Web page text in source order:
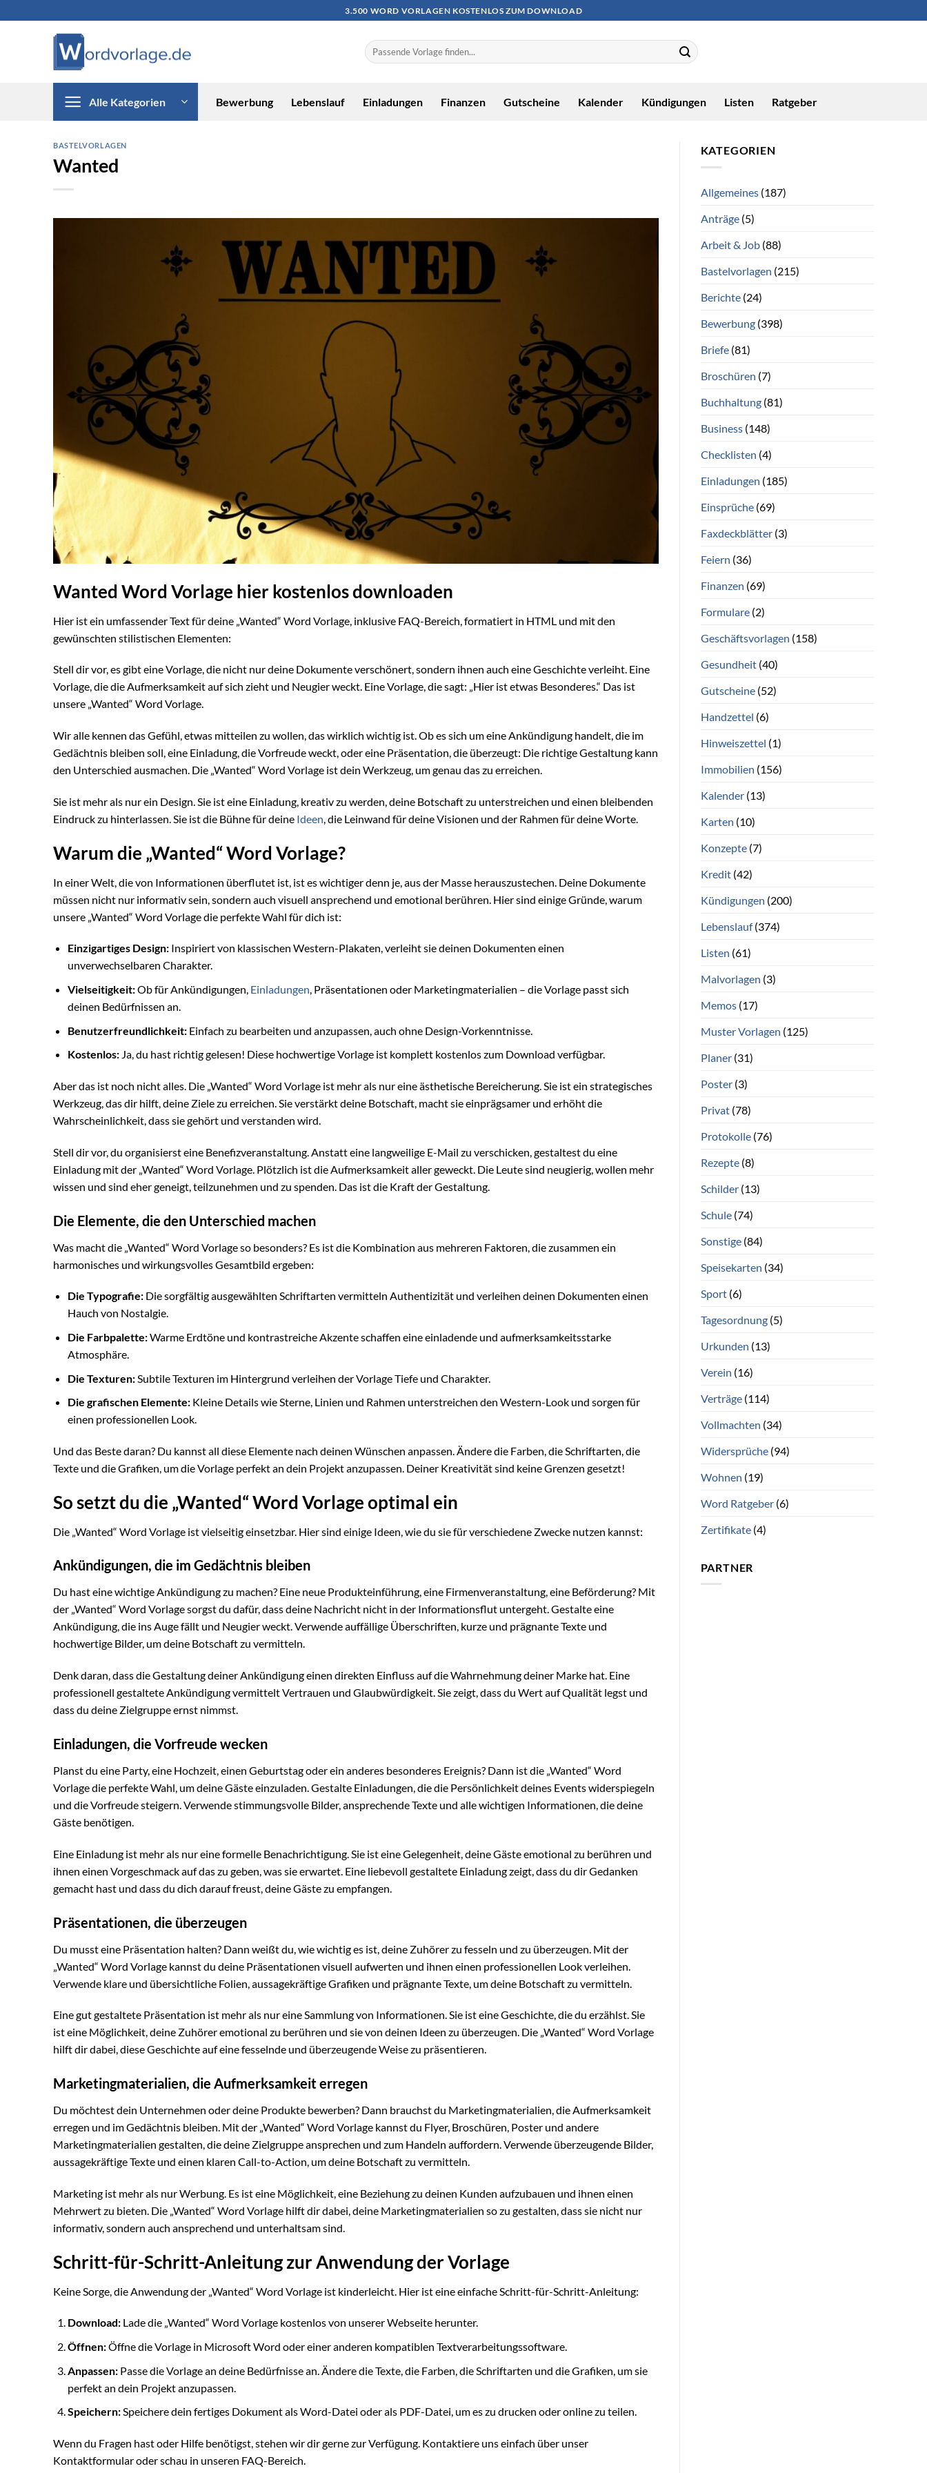
3.500 WORD VORLAGEN KOSTENLOS ZUM DOWNLOAD
Alle Kategorien Bewerbung Lebenslauf Einladungen Finanzen Gutscheine Kalender Kündigungen Listen Ratgeber
BASTELVORLAGEN
Wanted
Wanted Word Vorlage hier kostenlos downloaden
Hier ist ein umfassender Text für deine „Wanted“ Word Vorlage, inklusive FAQ-Bereich, formatiert in HTML und mit den
gewünschten stilistischen Elementen:
Stell dir vor, es gibt eine Vorlage, die nicht nur deine Dokumente verschönert, sondern ihnen auch eine Geschichte verleiht. Eine
Vorlage, die die Aufmerksamkeit auf sich zieht und Neugier weckt. Eine Vorlage, die sagt: „Hier ist etwas Besonderes.“ Das ist
unsere „Wanted“ Word Vorlage.
Wir alle kennen das Gefühl, etwas mitteilen zu wollen, das wirklich wichtig ist. Ob es sich um eine Ankündigung handelt, die im
Gedächtnis bleiben soll, eine Einladung, die Vorfreude weckt, oder eine Präsentation, die überzeugt: Die richtige Gestaltung kann
den Unterschied ausmachen. Die „Wanted“ Word Vorlage ist dein Werkzeug, um genau das zu erreichen.
Sie ist mehr als nur ein Design. Sie ist eine Einladung, kreativ zu werden, deine Botschaft zu unterstreichen und einen bleibenden
Eindruck zu hinterlassen. Sie ist die Bühne für deine Ideen, die Leinwand für deine Visionen und der Rahmen für deine Worte.
Warum die „Wanted“ Word Vorlage?
In einer Welt, die von Informationen überflutet ist, ist es wichtiger denn je, aus der Masse herauszustechen. Deine Dokumente
müssen nicht nur informativ sein, sondern auch visuell ansprechend und emotional berühren. Hier sind einige Gründe, warum
unsere „Wanted“ Word Vorlage die perfekte Wahl für dich ist:
Einzigartiges Design:Inspiriert von klassischen Western-Plakaten, verleiht sie deinen Dokumenten einen
unverwechselbaren Charakter.
Vielseitigkeit:Ob für Ankündigungen, Einladungen, Präsentationen oder Marketingmaterialien – die Vorlage passt sich
deinen Bedürfnissen an.
Benutzerfreundlichkeit:Einfach zu bearbeiten und anzupassen, auch ohne Design-Vorkenntnisse.
Kostenlos:Ja, du hast richtig gelesen! Diese hochwertige Vorlage ist komplett kostenlos zum Download verfügbar.
Aber das ist noch nicht alles. Die „Wanted“ Word Vorlage ist mehr als nur eine ästhetische Bereicherung. Sie ist ein strategisches
Werkzeug, das dir hilft, deine Ziele zu erreichen. Sie verstärkt deine Botschaft, macht sie einprägsamer und erhöht die
Wahrscheinlichkeit, dass sie gehört und verstanden wird.
Stell dir vor, du organisierst eine Benefizveranstaltung. Anstatt eine langweilige E-Mail zu verschicken, gestaltest du eine
Einladung mit der „Wanted“ Word Vorlage. Plötzlich ist die Aufmerksamkeit aller geweckt. Die Leute sind neugierig, wollen mehr
wissen und sind eher geneigt, teilzunehmen und zu spenden. Das ist die Kraft der Gestaltung.
Die Elemente, die den Unterschied machen
Was macht die „Wanted“ Word Vorlage so besonders? Es ist die Kombination aus mehreren Faktoren, die zusammen ein
harmonisches und wirkungsvolles Gesamtbild ergeben:
Die Typografie:Die sorgfältig ausgewählten Schriftarten vermitteln Authentizität und verleihen deinen Dokumenten einen
Hauch von Nostalgie.
Die Farbpalette:Warme Erdtöne und kontrastreiche Akzente schaffen eine einladende und aufmerksamkeitsstarke
Atmosphäre.
Die Texturen:Subtile Texturen im Hintergrund verleihen der Vorlage Tiefe und Charakter.
Die grafischen Elemente:Kleine Details wie Sterne, Linien und Rahmen unterstreichen den Western-Look und sorgen für
einen professionellen Look.
Und das Beste daran? Du kannst all diese Elemente nach deinen Wünschen anpassen. Ändere die Farben, die Schriftarten, die
Texte und die Grafiken, um die Vorlage perfekt an dein Projekt anzupassen. Deiner Kreativität sind keine Grenzen gesetzt!
So setzt du die „Wanted“ Word Vorlage optimal ein
Die „Wanted“ Word Vorlage ist vielseitig einsetzbar. Hier sind einige Ideen, wie du sie für verschiedene Zwecke nutzen kannst:
Ankündigungen, die im Gedächtnis bleiben
Du hast eine wichtige Ankündigung zu machen? Eine neue Produkteinführung, eine Firmenveranstaltung, eine Beförderung? Mit
der „Wanted“ Word Vorlage sorgst du dafür, dass deine Nachricht nicht in der Informationsflut untergeht. Gestalte eine
Ankündigung, die ins Auge fällt und Neugier weckt. Verwende auffällige Überschriften, kurze und prägnante Texte und
hochwertige Bilder, um deine Botschaft zu vermitteln.
Denk daran, dass die Gestaltung deiner Ankündigung einen direkten Einfluss auf die Wahrnehmung deiner Marke hat. Eine
professionell gestaltete Ankündigung vermittelt Vertrauen und Glaubwürdigkeit. Sie zeigt, dass du Wert auf Qualität legst und
dass du deine Zielgruppe ernst nimmst.
Einladungen, die Vorfreude wecken
Planst du eine Party, eine Hochzeit, einen Geburtstag oder ein anderes besonderes Ereignis? Dann ist die „Wanted“ Word
Vorlage die perfekte Wahl, um deine Gäste einzuladen. Gestalte Einladungen, die die Persönlichkeit deines Events widerspiegeln
und die Vorfreude steigern. Verwende stimmungsvolle Bilder, ansprechende Texte und alle wichtigen Informationen, die deine
Gäste benötigen.
Eine Einladung ist mehr als nur eine formelle Benachrichtigung. Sie ist eine Gelegenheit, deine Gäste emotional zu berühren und
ihnen einen Vorgeschmack auf das zu geben, was sie erwartet. Eine liebevoll gestaltete Einladung zeigt, dass du dir Gedanken
gemacht hast und dass du dich darauf freust, deine Gäste zu empfangen.
Präsentationen, die überzeugen
Du musst eine Präsentation halten? Dann weißt du, wie wichtig es ist, deine Zuhörer zu fesseln und zu überzeugen. Mit der
„Wanted“ Word Vorlage kannst du deine Präsentationen visuell aufwerten und ihnen einen professionellen Look verleihen.
Verwende klare und übersichtliche Folien, aussagekräftige Grafiken und prägnante Texte, um deine Botschaft zu vermitteln.
Eine gut gestaltete Präsentation ist mehr als nur eine Sammlung von Informationen. Sie ist eine Geschichte, die du erzählst. Sie
ist eine Möglichkeit, deine Zuhörer emotional zu berühren und sie von deinen Ideen zu überzeugen. Die „Wanted“ Word Vorlage
hilft dir dabei, diese Geschichte auf eine fesselnde und überzeugende Weise zu präsentieren.
Marketingmaterialien, die Aufmerksamkeit erregen
Du möchtest dein Unternehmen oder deine Produkte bewerben? Dann brauchst du Marketingmaterialien, die Aufmerksamkeit
erregen und im Gedächtnis bleiben. Mit der „Wanted“ Word Vorlage kannst du Flyer, Broschüren, Poster und andere
Marketingmaterialien gestalten, die deine Zielgruppe ansprechen und zum Handeln auffordern. Verwende überzeugende Bilder,
aussagekräftige Texte und einen klaren Call-to-Action, um deine Botschaft zu vermitteln.
Marketing ist mehr als nur Werbung. Es ist eine Möglichkeit, eine Beziehung zu deinen Kunden aufzubauen und ihnen einen
Mehrwert zu bieten. Die „Wanted“ Word Vorlage hilft dir dabei, deine Marketingmaterialien so zu gestalten, dass sie nicht nur
informativ, sondern auch ansprechend und unterhaltsam sind.
Schritt-für-Schritt-Anleitung zur Anwendung der Vorlage
Keine Sorge, die Anwendung der „Wanted“ Word Vorlage ist kinderleicht. Hier ist eine einfache Schritt-für-Schritt-Anleitung:
Download:Lade die „Wanted“ Word Vorlage kostenlos von unserer Webseite herunter.
Öffnen:Öffne die Vorlage in Microsoft Word oder einer anderen kompatiblen Textverarbeitungssoftware.
Anpassen:Passe die Vorlage an deine Bedürfnisse an. Ändere die Texte, die Farben, die Schriftarten und die Grafiken, um sie
perfekt an dein Projekt anzupassen.
Speichern:Speichere dein fertiges Dokument als Word-Datei oder als PDF-Datei, um es zu drucken oder online zu teilen.
Wenn du Fragen hast oder Hilfe benötigst, stehen wir dir gerne zur Verfügung. Kontaktiere uns einfach über unser
Kontaktformular oder schau in unseren FAQ-Bereich.
KATEGORIEN
Allgemeines(187)
Anträge(5)
Arbeit & Job(88)
Bastelvorlagen (215)
Berichte(24)
Bewerbung(398)
Briefe(81)
Broschüren (7)
Buchhaltung(81)
Business(148)
Checklisten (4)
Einladungen (185)
Einsprüche(69)
Faxdeckblätter(3)
Feiern (36)
Finanzen (69)
Formulare(2)
Geschäftsvorlagen (158)
Gesundheit(40)
Gutscheine(52)
Handzettel (6)
Hinweiszettel (1)
Immobilien (156)
Kalender(13)
Karten (10)
Konzepte(7)
Kredit(42)
Kündigungen (200)
Lebenslauf(374)
Listen (61)
Malvorlagen (3)
Memos(17)
Muster Vorlagen (125)
Planer(31)
Poster(3)
Privat(78)
Protokolle(76)
Rezepte(8)
Schilder(13)
Schule(74)
Sonstige(84)
Speisekarten (34)
Sport(6)
Tagesordnung(5)
Urkunden (13)
Verein (16)
Verträge(114)
Vollmachten (34)
Widersprüche(94)
Wohnen (19)
Word Ratgeber(6)
Zertifikate(4)
PARTNER